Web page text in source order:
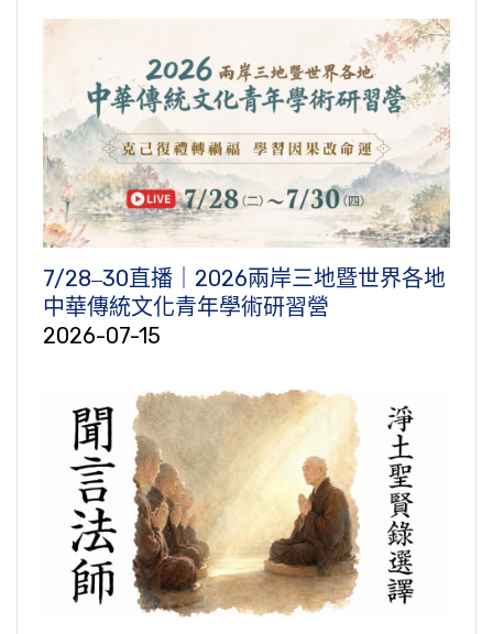
7/28‒30直播｜2026兩岸三地暨世界各地
中華傳統文化青年學術研習營
2026-07-15